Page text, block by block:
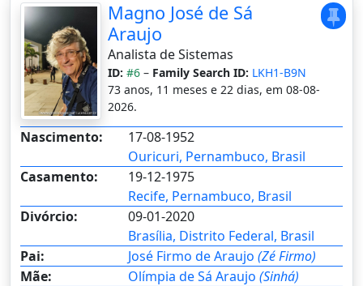
Magno José de Sá
Araujo
Analista de Sistemas
ID: #6 – Family Search ID: LKH1-B9N
73 anos, 11 meses e 22 dias, em 08-08-
2026.
Nascimento:
17-08-1952
Ouricuri, Pernambuco, Brasil
Casamento:
19-12-1975
Recife, Pernambuco, Brasil
Divórcio:
09-01-2020
Brasília, Distrito Federal, Brasil
Pai:
José Firmo de Araujo (Zé Firmo)
Mãe:
Olímpia de Sá Araujo (Sinhá)